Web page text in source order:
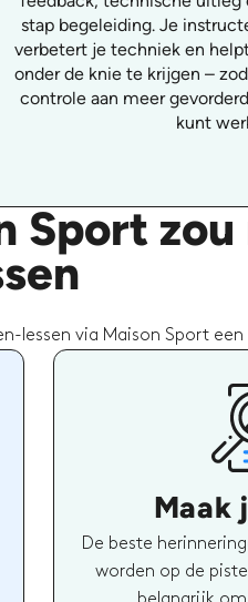
stap begeleiding. Je
verbetert je techniek en
onder de knie te krijgen –
controle aan meer
kunt
Sport
lessen via Maison Sport
Maak
De beste
worden op de